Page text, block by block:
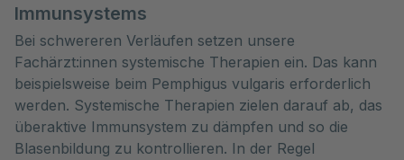
Immunsystems
Bei schwereren Verläufen setzen unsere
Fachärzt:innen systemische Therapien ein. Das kann
beispielsweise beim Pemphigus vulgaris erforderlich
werden. Systemische Therapien zielen darauf ab, das
überaktive Immunsystem zu dämpfen und so die
Blasenbildung zu kontrollieren. In der Regel